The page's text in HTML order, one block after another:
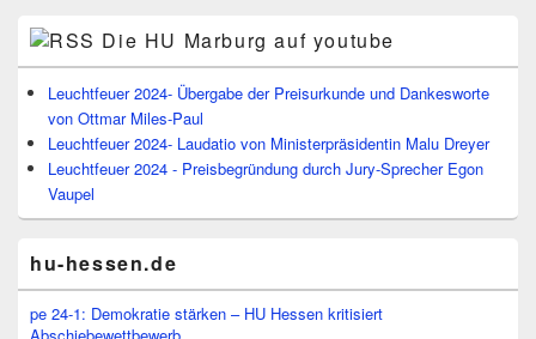
Die HU Marburg auf youtube
Leuchtfeuer 2024- Übergabe der Preisurkunde und Dankesworte
von Ottmar Miles-Paul
Leuchtfeuer 2024- Laudatio von Ministerpräsidentin Malu Dreyer
Leuchtfeuer 2024 - Preisbegründung durch Jury-Sprecher Egon
Vaupel
hu-hessen.de
pe 24-1: Demokratie stärken – HU Hessen kritisiert